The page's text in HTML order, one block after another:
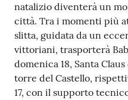
natalizio diventerà un
città. Tra i momenti più
slitta, guidata da un
vittoriani, trasporterà
domenica 18, Santa
torre del Castello,
17, con il supporto